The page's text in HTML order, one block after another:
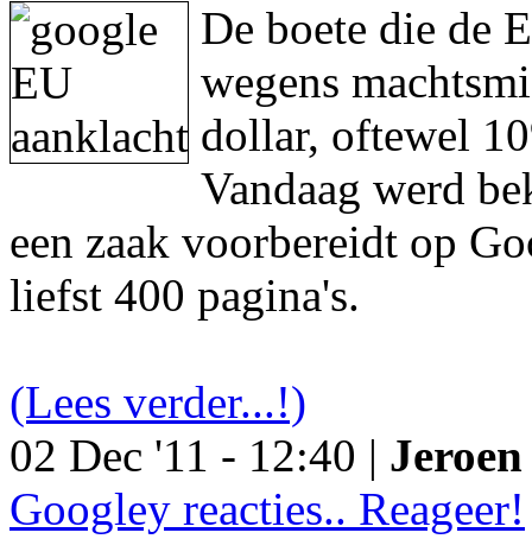
De boete die de
wegens
dollar, oftewel
Vandaag werd
een zaak voorbereidt op
liefst 400 pagina's.
(Lees verder...!)
02 Dec '11 - 12:40 |
Googley reacties.. Reageer!